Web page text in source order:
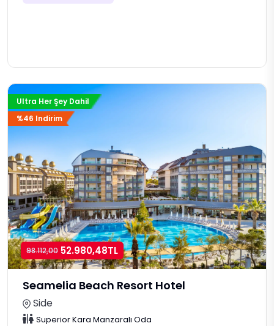
Ultra Her Şey Dahil
%46 Indirim
98.112,00 52.980,48TL
Seamelia Beach Resort Hotel
Side
Superior Kara Manzaralı Oda